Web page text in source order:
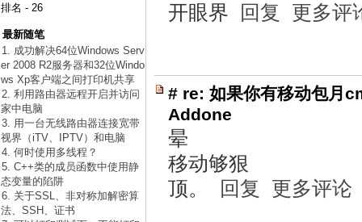
排名 - 26
最新随笔
1. 成功解决64位Windows Serv
er 2008 R2服务器和32位Windo
ws Xp客户端之间打印机共享
2. 利用路由器远程开启并访问
家中电脑
3. 用一台无线路由器连接宽带
视界（iTV、IPTV）和电脑
4. 何时使用多线程？
5. C++类的成员函数中使用静
态变量的陷阱
6. 关于SSL、非对称加解密算
法、SSH、证书
开眼界 回复 更多评
# re: 如果你有移动包月
Addone
晕
移动够狠
顶。
回复 更多评论